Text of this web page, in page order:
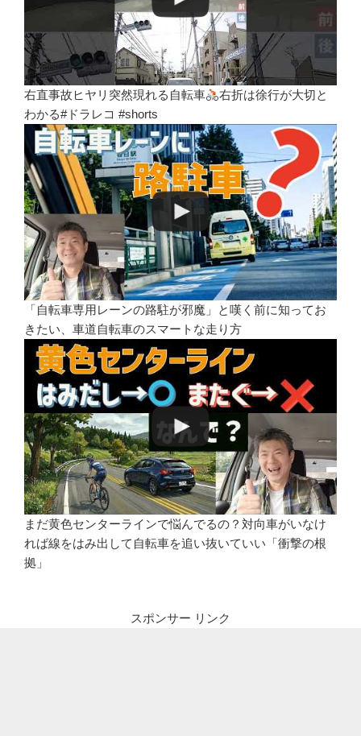
右直事故ヒヤリ突然現れる自転車
右折は徐行が大切と
わかる#ドラレコ #shorts
「自転車専用レーンの路駐が邪魔」と嘆く前に知ってお
きたい、車道自転車のスマートな走り方
まだ黄色センターラインで悩んでるの？対向車がいなけ
れば線をはみ出して自転車を追い抜いていい「衝撃の根
拠」
スポンサー リンク